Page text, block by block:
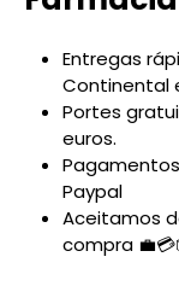
Entregas
Continental
Portes
euros.
Paypal
Aceitamos
compra